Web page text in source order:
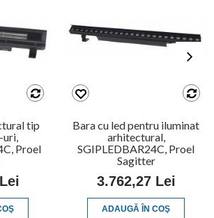
tip
uri,
Proel
Bara cu led pentru iluminat
arhitectural,
SGIPLEDBAR24C, Proel
Sagitter
3.762,27 Lei
ADAUGĂ ÎN COŞ